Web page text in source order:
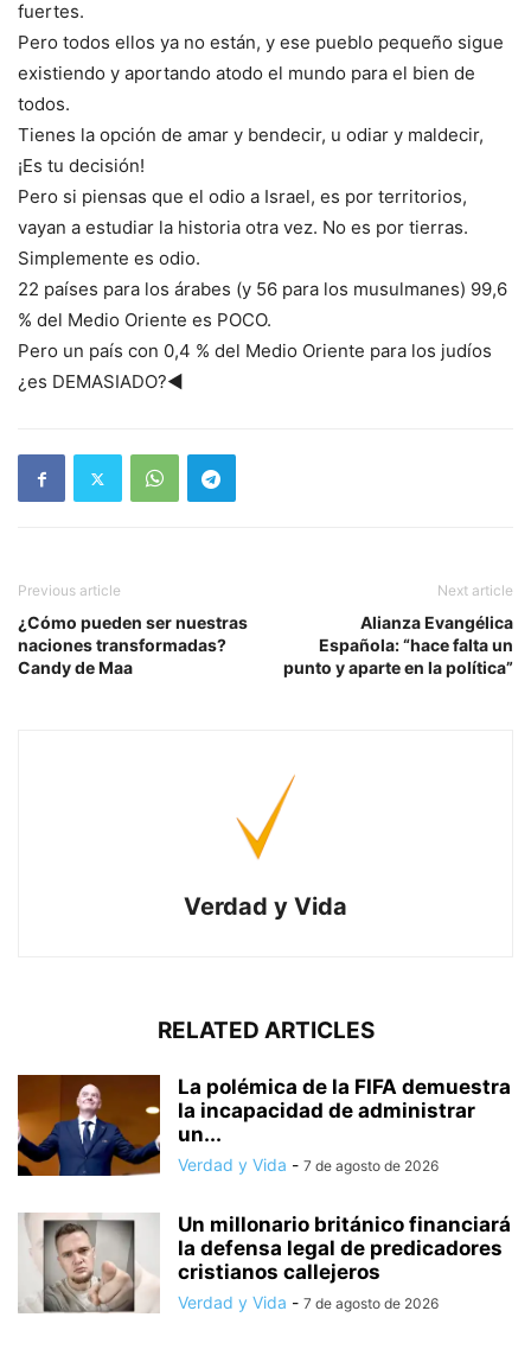
fuertes.
Pero todos ellos ya no están, y ese pueblo pequeño sigue
existiendo y aportando atodo el mundo para el bien de
todos.
Tienes la opción de amar y bendecir, u odiar y maldecir,
¡Es tu decisión!
Pero si piensas que el odio a Israel, es por territorios,
vayan a estudiar la historia otra vez. No es por tierras.
Simplemente es odio.
22 países para los árabes (y 56 para los musulmanes) 99,6
% del Medio Oriente es POCO.
Pero un país con 0,4 % del Medio Oriente para los judíos
¿es DEMASIADO?◄
Previous article
¿Cómo pueden ser nuestras
naciones transformadas?
Candy de Maa
Next article
Alianza Evangélica
Española: “hace falta un
punto y aparte en la política”
Verdad y Vida
RELATED ARTICLES
La polémica de la FIFA demuestra
la incapacidad de administrar
un...
Verdad y Vida - 7 de agosto de 2026
Un millonario británico financiará
la defensa legal de predicadores
cristianos callejeros
Verdad y Vida - 7 de agosto de 2026